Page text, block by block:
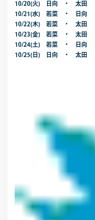
10/20(火) 日向 ・ 太田
10/21(水) 若菜 ・ 日向
10/22(木) 若菜 ・ 太田
10/23(金) 若菜 ・ 太田
10/24(土) 若菜 ・ 日向
10/25(日) 日向 ・ 太田